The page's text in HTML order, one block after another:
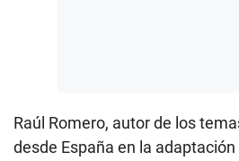
Raúl Romero, autor de los
desde España en la